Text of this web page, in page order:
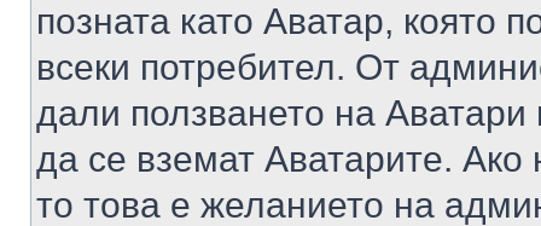
позната като Аватар, която
всеки потребител. От
дали ползването на
да се вземат Аватарите.
то това е желанието на